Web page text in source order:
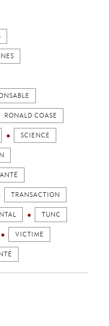
RONALD COASE
SCIENCE
TRANSACTION
TUNC
VICTIME